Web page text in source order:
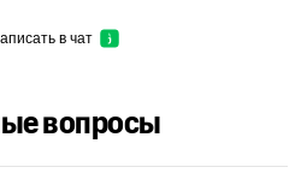
Написать в чат
вопросы